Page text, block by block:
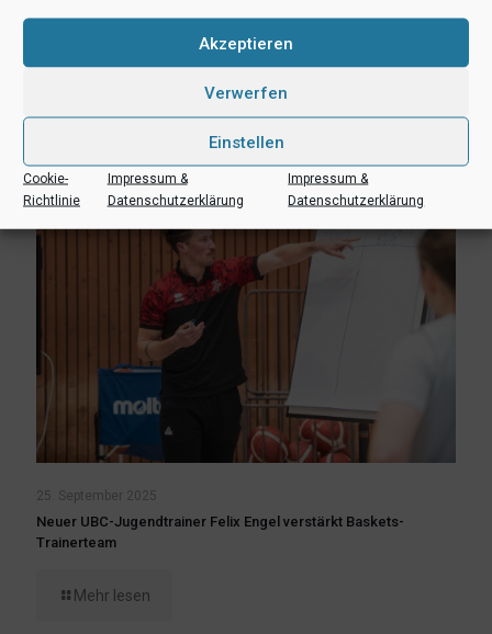
Akzeptieren
Verwerfen
Einstellen
Cookie-
Richtlinie
Impressum &
Datenschutzerklärung
Impressum &
Datenschutzerklärung
24. Dezember 2025
Uni Baskets wünschen Frohe Weihnachten
25. September 2025
Neuer UBC-Jugendtrainer Felix Engel verstärkt Baskets-
Trainerteam
Mehr lesen